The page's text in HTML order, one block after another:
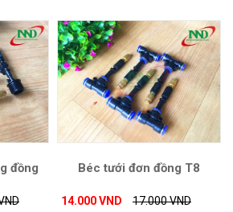
đồng
Béc tưới đơn đồng T8
14.000 VND 17.000 VND